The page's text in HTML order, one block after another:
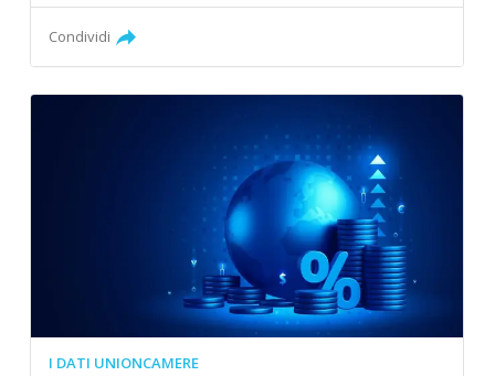
Condividi
I DATI UNIONCAMERE